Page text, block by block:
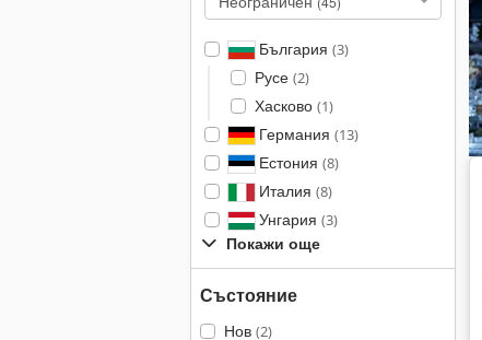
България (3)
Русе (2)
Хасково (1)
Германия (13)
Естония (8)
Италия (8)
Унгария (3)
Покажи още
Състояние
Нов (2)